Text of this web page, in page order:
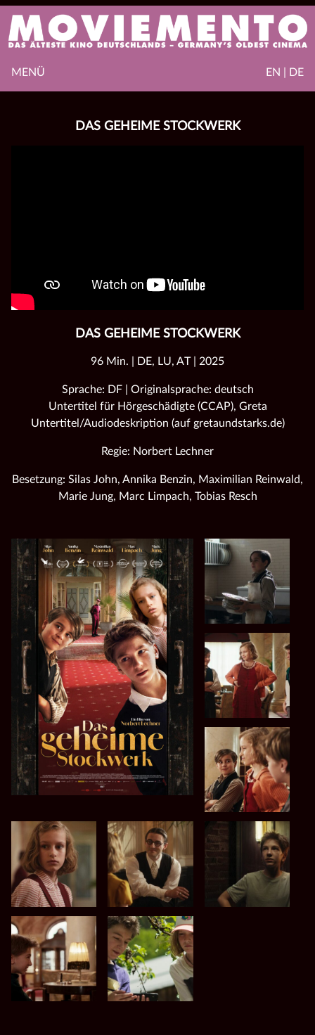
EN | DE
MENÜ
DAS GEHEIME STOCKWERK
DAS GEHEIME STOCKWERK
96 Min. | DE, LU, AT | 2025
Sprache: DF | Originalsprache: deutsch
Untertitel für Hörgeschädigte (CCAP), Greta
Untertitel/Audiodeskription (auf gretaundstarks.de)
Regie: Norbert Lechner
Besetzung: Silas John, Annika Benzin, Maximilian Reinwald,
Marie Jung, Marc Limpach, Tobias Resch